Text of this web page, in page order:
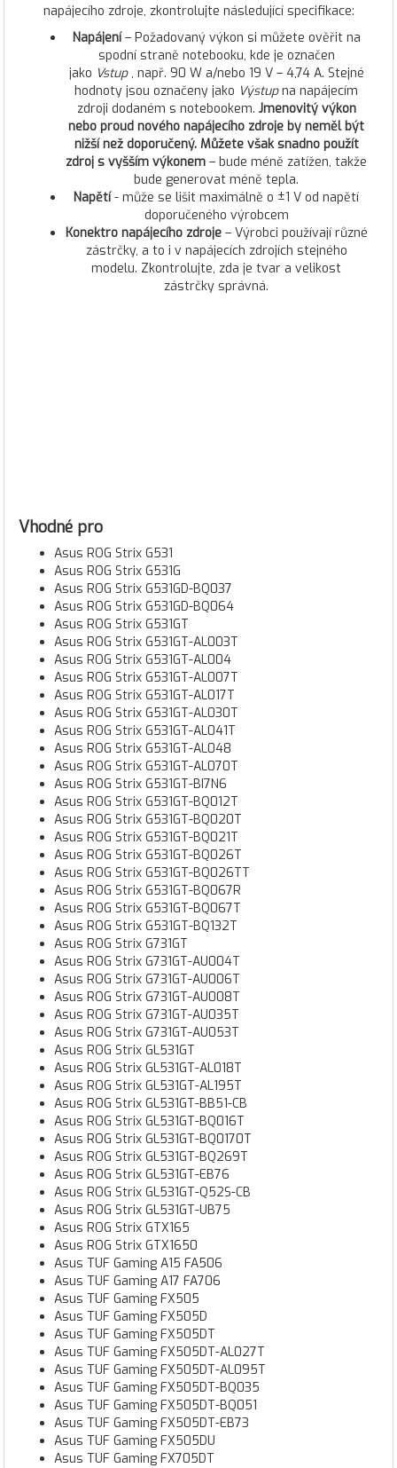
napájecího zdroje, zkontrolujte následující specifikace:
Napájení– Požadovaný výkon si můžete ověřit na
spodní straně notebooku, kde je označen
jako Vstup, např. 90 W a/nebo 19 V – 4,74 A. Stejné
hodnoty jsou označeny jako Výstupna napájecím
zdroji dodaném s notebookem. Jmenovitý výkon
nebo proud nového napájecího zdroje by neměl být
nižší než doporučený. Můžete však snadno použít
zdroj s vyšším výkonem – bude méně zatížen, takže
bude generovat méně tepla.
Napětí- může se lišit maximálně o ±1 V od napětí
doporučeného výrobcem
Konektro napájecího zdroje– Výrobci používají různé
zástrčky, a to i v napájecích zdrojích stejného
modelu. Zkontrolujte, zda je tvar a velikost
zástrčky správná.
Vhodné pro
Asus ROG Strix G531
Asus ROG Strix G531G
Asus ROG Strix G531GD-BQ037
Asus ROG Strix G531GD-BQ064
Asus ROG Strix G531GT
Asus ROG Strix G531GT-AL003T
Asus ROG Strix G531GT-AL004
Asus ROG Strix G531GT-AL007T
Asus ROG Strix G531GT-AL017T
Asus ROG Strix G531GT-AL030T
Asus ROG Strix G531GT-AL041T
Asus ROG Strix G531GT-AL048
Asus ROG Strix G531GT-AL070T
Asus ROG Strix G531GT-BI7N6
Asus ROG Strix G531GT-BQ012T
Asus ROG Strix G531GT-BQ020T
Asus ROG Strix G531GT-BQ021T
Asus ROG Strix G531GT-BQ026T
Asus ROG Strix G531GT-BQ026TT
Asus ROG Strix G531GT-BQ067R
Asus ROG Strix G531GT-BQ067T
Asus ROG Strix G531GT-BQ132T
Asus ROG Strix G731GT
Asus ROG Strix G731GT-AU004T
Asus ROG Strix G731GT-AU006T
Asus ROG Strix G731GT-AU008T
Asus ROG Strix G731GT-AU035T
Asus ROG Strix G731GT-AU053T
Asus ROG Strix GL531GT
Asus ROG Strix GL531GT-AL018T
Asus ROG Strix GL531GT-AL195T
Asus ROG Strix GL531GT-BB51-CB
Asus ROG Strix GL531GT-BQ016T
Asus ROG Strix GL531GT-BQ0170T
Asus ROG Strix GL531GT-BQ269T
Asus ROG Strix GL531GT-EB76
Asus ROG Strix GL531GT-Q52S-CB
Asus ROG Strix GL531GT-UB75
Asus ROG Strix GTX165
Asus ROG Strix GTX1650
Asus TUF Gaming A15 FA506
Asus TUF Gaming A17 FA706
Asus TUF Gaming FX505
Asus TUF Gaming FX505D
Asus TUF Gaming FX505DT
Asus TUF Gaming FX505DT-AL027T
Asus TUF Gaming FX505DT-AL095T
Asus TUF Gaming FX505DT-BQ035
Asus TUF Gaming FX505DT-BQ051
Asus TUF Gaming FX505DT-EB73
Asus TUF Gaming FX505DU
Asus TUF Gaming FX705DT